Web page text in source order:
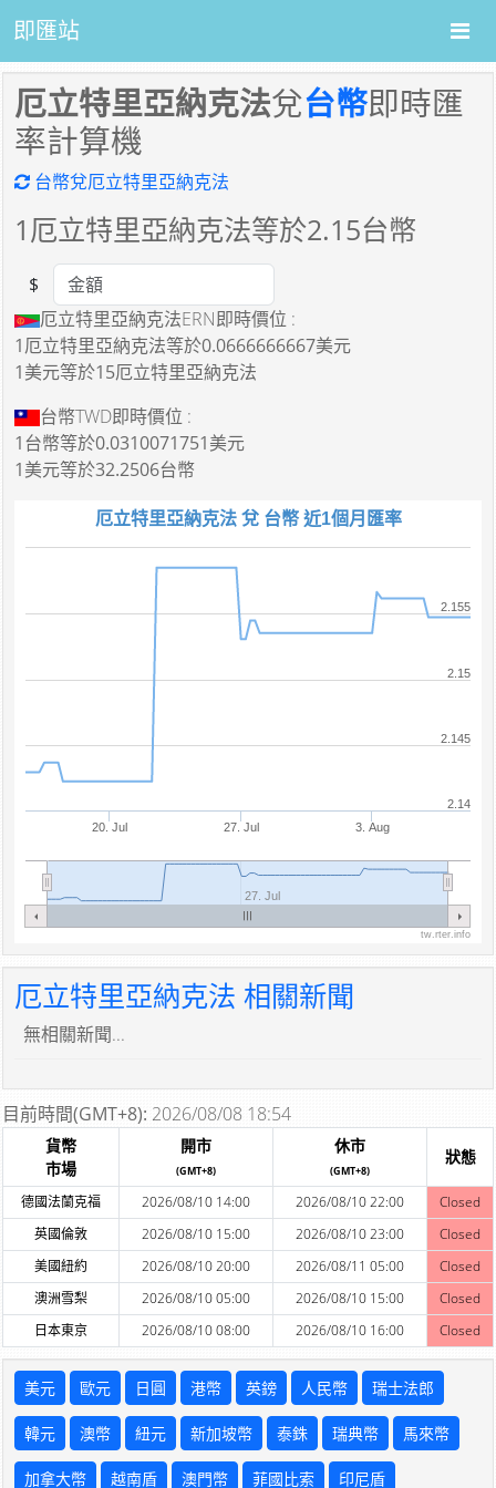
即匯站
厄立特里亞納克法兌台幣即時匯
率計算機
台幣兌厄立特里亞納克法
1厄立特里亞納克法等於2.15台幣
Amount
$
厄立特里亞納克法ERN即時價位 :
1厄立特里亞納克法等於0.0666666667美元
1美元等於15厄立特里亞納克法
台幣TWD即時價位 :
1台幣等於0.0310071751美元
1美元等於32.2506台幣
厄立特里亞納克法 兌 台幣 近1個月匯率
20. Jul 27. Jul 3. Aug
27. Jul
2.14
2.145
2.15
2.155
tw.rter.info
厄立特里亞納克法 相關新聞
無相關新聞...
目前時間(GMT+8): 2026/08/08 18:54
貨幣
市場
開市
(GMT+8)
休市
(GMT+8)
狀態
德國法蘭克福 2026/08/10 14:00 2026/08/10 22:00
Closed
英國倫敦
2026/08/10 15:00 2026/08/10 23:00
Closed
美國紐約
2026/08/10 20:00 2026/08/11 05:00
Closed
澳洲雪梨
2026/08/10 05:00 2026/08/10 15:00
Closed
日本東京
2026/08/10 08:00 2026/08/10 16:00 Closed
美元 歐元 日圓 港幣 英鎊 人民幣 瑞士法郎
韓元 澳幣 紐元 新加坡幣 泰銖 瑞典幣 馬來幣
加拿大幣 越南盾 澳門幣 菲國比索 印尼盾